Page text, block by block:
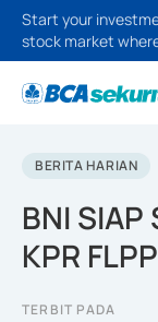
Start your
stock market
BERITA HARIAN
BNI SIAP
KPR
TERBIT PADA